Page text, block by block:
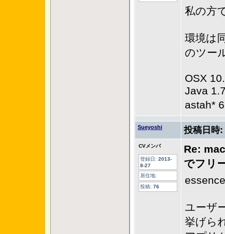
私の方
環境は
のツー
OSX
Java
astah*
Sueyoshi 投稿日時:
CVメンバ
登録日: 2013-
8-27
居住地:
投稿: 76
Re:
でフリ
ユーザ
挙げら